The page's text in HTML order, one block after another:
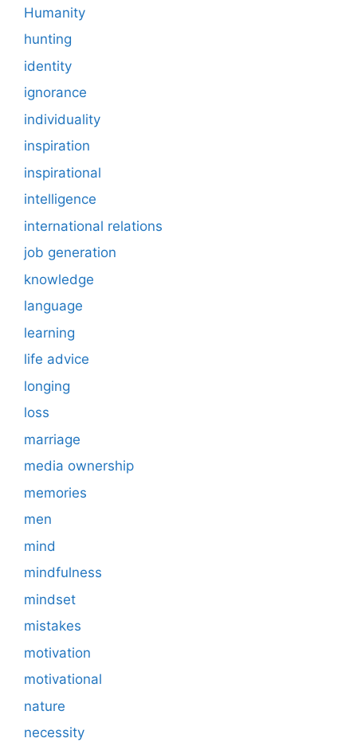
Humanity
hunting
identity
ignorance
individuality
inspiration
inspirational
intelligence
international relations
job generation
knowledge
language
learning
life advice
longing
loss
marriage
media ownership
memories
men
mind
mindfulness
mindset
mistakes
motivation
motivational
nature
necessity